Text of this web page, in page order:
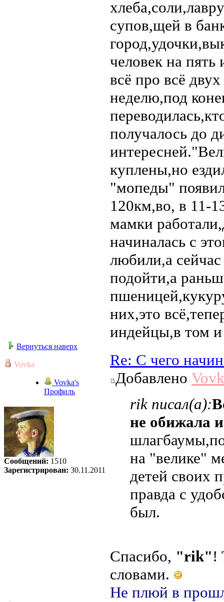
супов,щей в
человек на
всё про всё
неделю,под
получалось до
куплены,но
"мопеды"
120км,во, в 11-
мамки
начиналась с
любили,а
подойти,а
них,это
индейцы,в том
Вернуться наверх
Vovka
Vovka's
Профиль
Сообщений: 1510
Зарегистрирован: 30.11.2011
Re: С чего
Добавлено
rik писал(а):
не обижала
на "велике"
детей своих
правда с
был.
Спасибо, "rik"!
словами.
Не плюй в